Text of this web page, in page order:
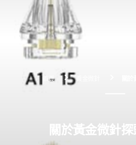
首頁 黃金微針
關於黃金微針探